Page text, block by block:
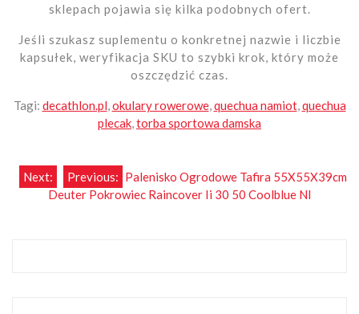
sklepach pojawia się kilka podobnych ofert.
Jeśli szukasz suplementu o konkretnej nazwie i liczbie
kapsułek, weryfikacja SKU to szybki krok, który może
oszczędzić czas.
Tagi: decathlon.pl,okulary rowerowe,quechua namiot,quechua
plecak,torba sportowa damska
Nawigacja
Previous: Palenisko Ogrodowe Tafira 55X55X39cm
Next:
Deuter Pokrowiec Raincover Ii 30 50 Coolblue Nl